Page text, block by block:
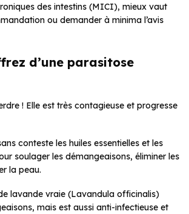
des intestins (MICI), mieux vaut
ou demander à minima l’avis
d’une parasitose
! Elle est très contagieuse et progresse
conteste les huiles essentielles et les
soulager les démangeaisons, éliminer les
la peau.
de lavande vraie (Lavandula officinalis)
mais est aussi anti-infectieuse et